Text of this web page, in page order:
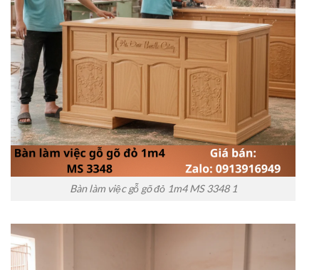
Bàn làm việc gỗ gõ đỏ 1m4 MS 3348 1